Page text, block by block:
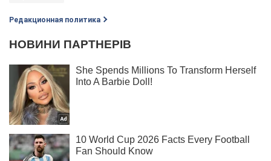
Редакционная политика